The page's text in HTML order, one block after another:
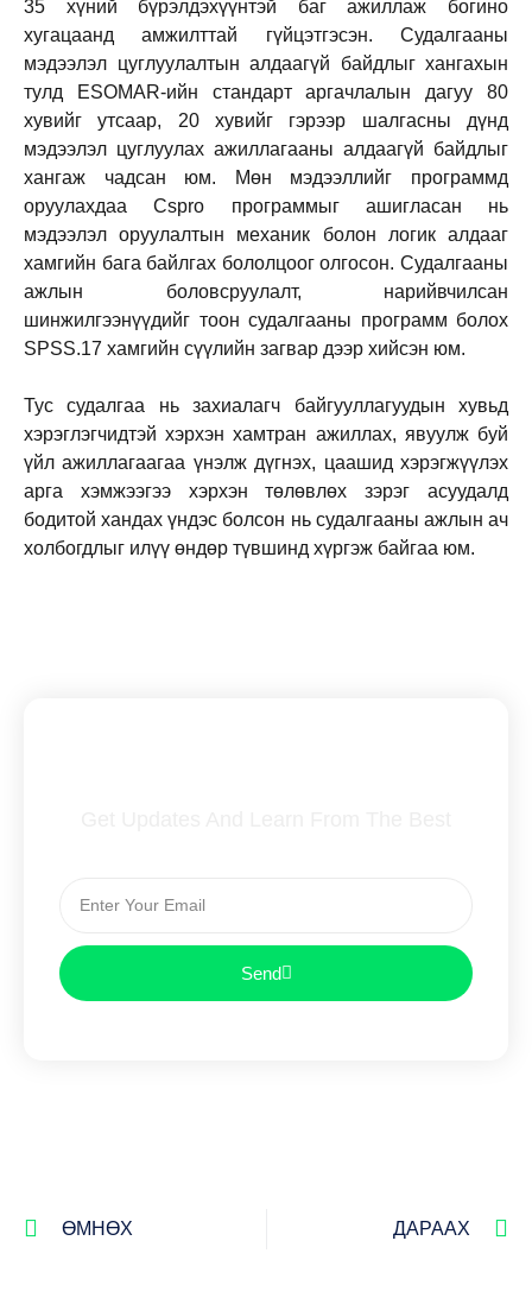
35 хүний бүрэлдэхүүнтэй баг ажиллаж богино
хугацаанд амжилттай гүйцэтгэсэн. Судалгааны
мэдээлэл цуглуулалтын алдаагүй байдлыг хангахын
тулд ESOMAR-ийн стандарт аргачлалын дагуу 80
хувийг утсаар, 20 хувийг гэрээр шалгасны дүнд
мэдээлэл цуглуулах ажиллагааны алдаагүй байдлыг
хангаж чадсан юм. Мөн мэдээллийг программд
оруулахдаа Cspro программыг ашигласан нь
мэдээлэл оруулалтын механик болон логик алдааг
хамгийн бага байлгах бололцоог олгосон. Судалгааны
ажлын боловсруулалт, нарийвчилсан
шинжилгээнүүдийг тоон судалгааны программ болох
SPSS.17 хамгийн сүүлийн загвар дээр хийсэн юм.
Тус судалгаа нь захиалагч байгууллагуудын хувьд
хэрэглэгчидтэй хэрхэн хамтран ажиллах, явуулж буй
үйл ажиллагаагаа үнэлж дүгнэх, цаашид хэрэгжүүлэх
арга хэмжээгээ хэрхэн төлөвлөх зэрэг асуудалд
бодитой хандах үндэс болсон нь судалгааны ажлын ач
холбогдлыг илүү өндөр түвшинд хүргэж байгаа юм.
Send
ӨМНӨХ ДАРААХ